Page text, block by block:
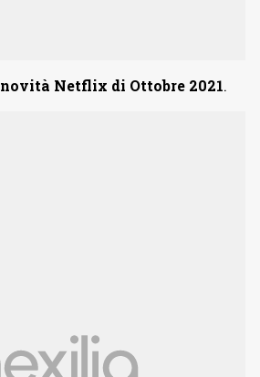
novità Netflix di Ottobre 2021.